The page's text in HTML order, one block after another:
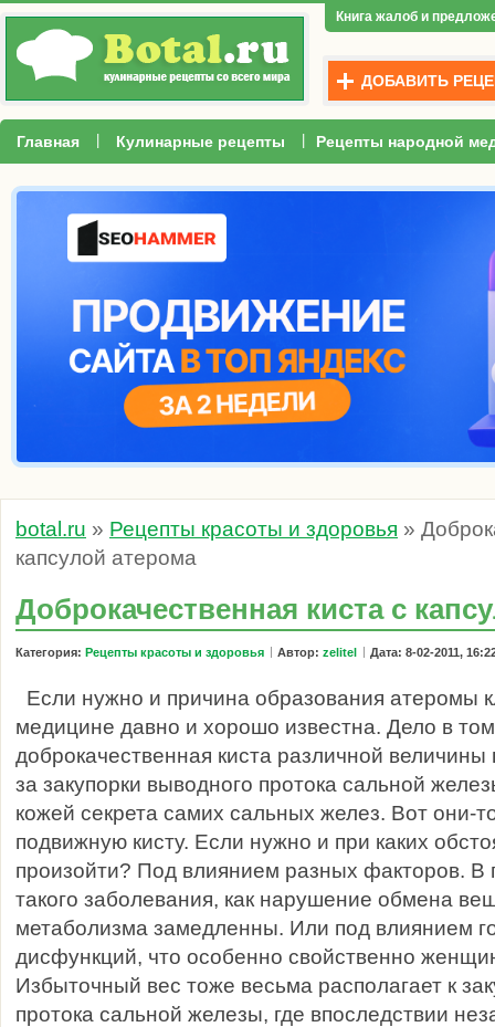
Книга жалоб и
ДОБАВИТЬ
Главная Кулинарные рецепты Рецепты народной
botal.ru » Рецепты красоты и здоровья »
капсулой атерома
Доброкачественная киста с
Категория: Рецепты красоты и здоровья Автор: zelitel Дата: 8-02-2011,
Если нужно и причина образования атеромы
медицине давно и хорошо известна. Дело в
доброкачественная киста различной величины
за закупорки выводного протока сальной
кожей секрета самих сальных желез. Вот они-
подвижную кисту. Если нужно и при каких
произойти? Под влиянием разных факторов. В
такого заболевания, как нарушение обмена
метаболизма замедленны. Или под влиянием
дисфункций, что особенно свойственно
Избыточный вес тоже весьма располагает к
протока сальной железы, где впоследствии